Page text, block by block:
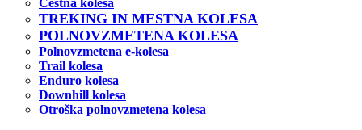
TREKING IN MESTNA KOLESA
POLNOVZMETENA KOLESA
Polnovzmetena e-kolesa
Trail kolesa
Enduro kolesa
Downhill kolesa
Otroška polnovzmetena kolesa